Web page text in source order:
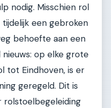
nodig. Misschien rol
een gebroken
behoefte aan een
op elke grote
tot Eindhoven, is er
geregeld. Dit is